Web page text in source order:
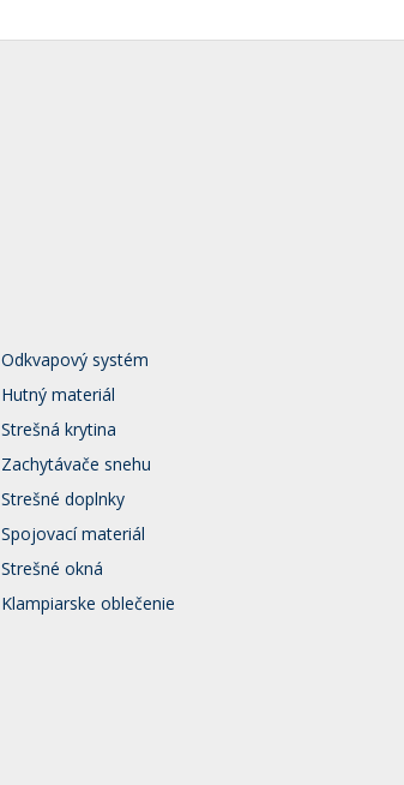
Odkvapový systém
Hutný materiál
Strešná krytina
Zachytávače snehu
Strešné doplnky
Spojovací materiál
Strešné okná
Klampiarske oblečenie